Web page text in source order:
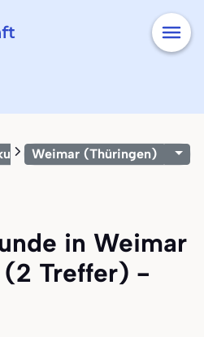
Weimar (Thüringen)
in Weimar
Treffer) -